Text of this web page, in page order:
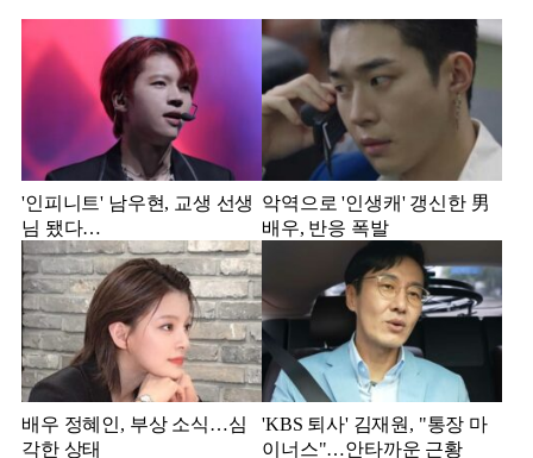
'인피니트' 남우현, 교생 선생
님 됐다…
악역으로 '인생캐' 갱신한 男
배우, 반응 폭발
배우 정혜인, 부상 소식…심
각한 상태
'KBS 퇴사' 김재원, "통장 마
이너스"…안타까운 근황